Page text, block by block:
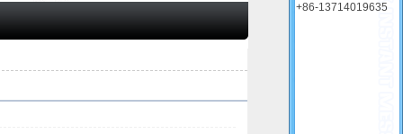
+86-13714019635